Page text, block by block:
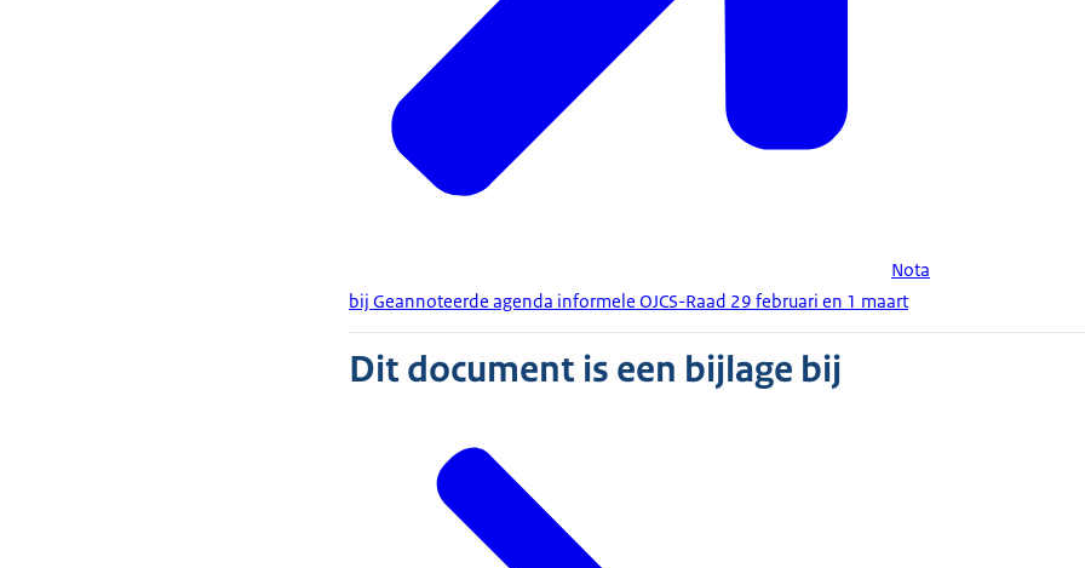
Nota
bij Geannoteerde agenda informele OJCS-Raad 29 februari en 1 maart
Dit document is een bijlage bij